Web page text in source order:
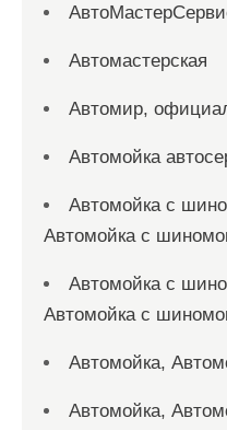
Автомастерская
Автомир,
Автомойка
Автомойка с
Автомойка с
Автомойка с
Автомойка с
Автомойка,
Автомойка,